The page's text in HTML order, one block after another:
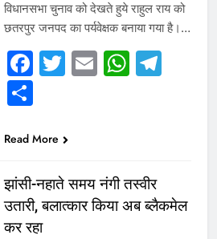
विधानसभा चुनाव को देखते हुये राहुल राय को
छतरपुर जनपद का पर्यवेक्षक बनाया गया है।…
Facebook
Twitter
Email
Share
Read More
झांसी-नहाते समय नंगी तस्वीर
उतारी, बलात्कार किया अब ब्लैकमेल
कर रहा